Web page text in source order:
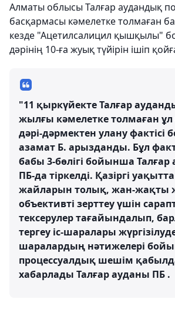
Алматы облысы Талғар аудандық
басқармасы кәмелетке толмаған
кезде "Ацетилсалицил қышқылы"
дәрінің 10-ға жуық түйірін ішіп
"11 қыркүйекте Талғар
жылғы кәмелетке толмаған
дәрі-дәрмектен улану
азамат Б. арызданды. Бұл
бабы 3-бөлігі бойынша
ПБ-да тіркелді. Қазіргі
жайларын толық, жан-жақты
объективті зерттеу үшін
тексерулер тағайындалып,
тергеу іс-шаралары
шаралардың нәтижелері
процессуалдық шешім
хабарлады Талғар ауданы ПБ .